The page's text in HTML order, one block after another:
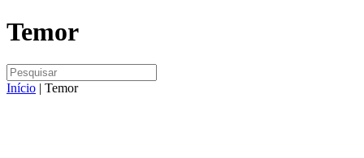
Temor
Início | Temor